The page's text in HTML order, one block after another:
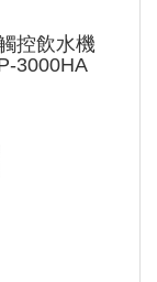
控飲水機
3000HA